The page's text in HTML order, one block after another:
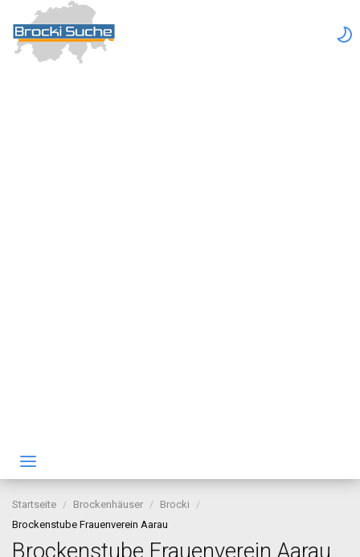
Startseite Brockenhäuser
Brocki
Brockenstube Frauenverein Aarau
Brockenstube Frauenverein Aarau